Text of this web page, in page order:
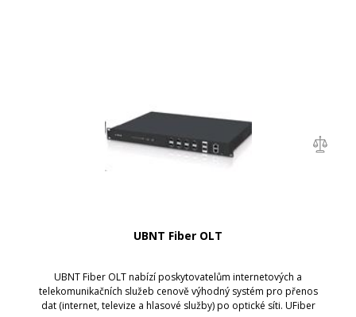
UBNT Fiber OLT
UBNT Fiber OLT nabízí poskytovatelům internetových a
telekomunikačních služeb cenově výhodný systém pro přenos
dat (internet, televize a hlasové služby) po optické síti. UFiber